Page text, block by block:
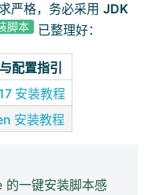
严格，务必采用 JDK
脚本 已整理好：
配置指引
安装教程
安装教程
一键安装脚本感